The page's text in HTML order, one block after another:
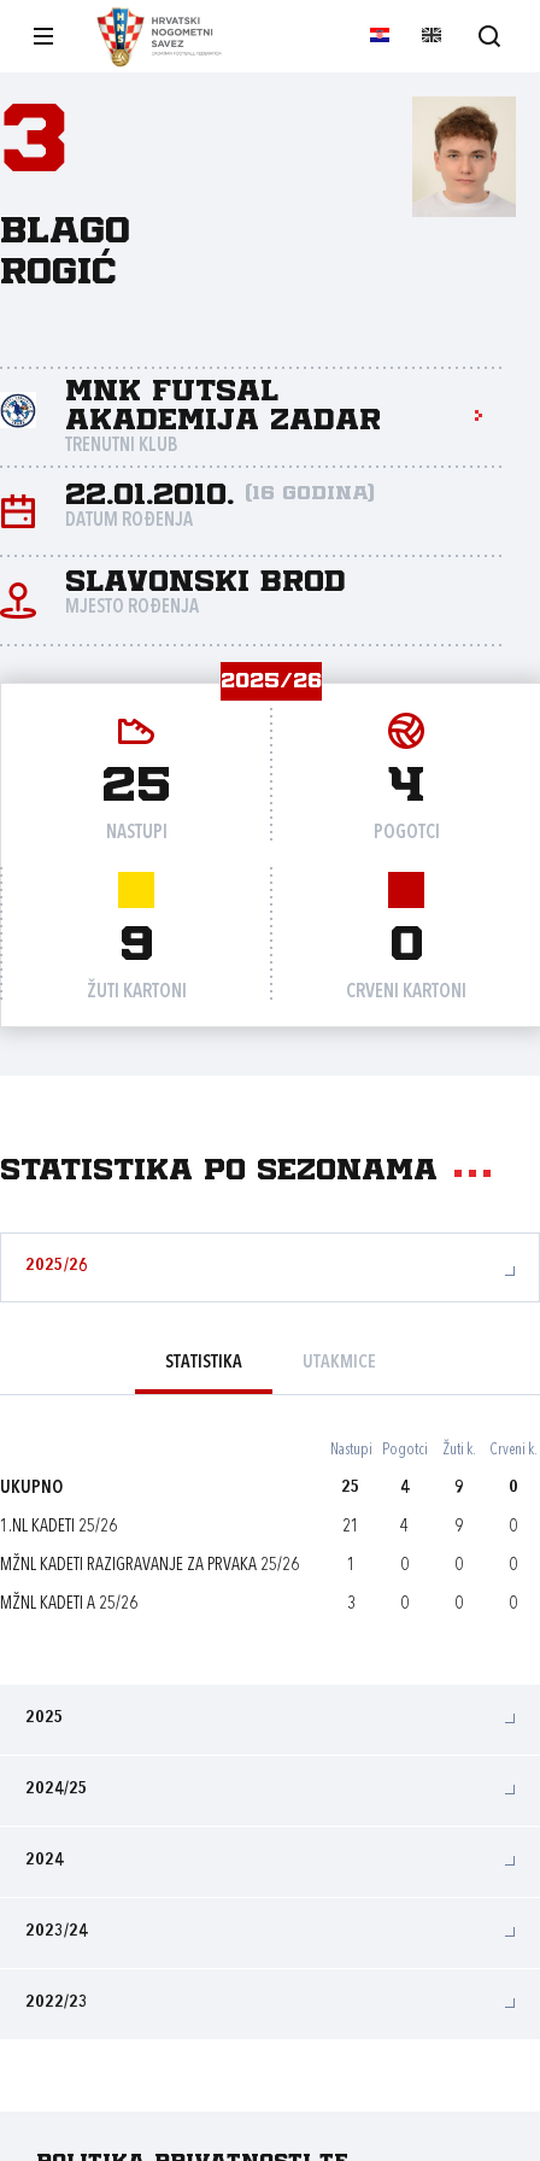
3
Blago
Rogić
MNK Futsal
akademija Zadar
TRENUTNI KLUB
22.01.2010. (16 godina)
DATUM ROĐENJA
Slavonski Brod
MJESTO ROĐENJA
2025/26
25
NASTUPI
4
POGOTCI
9
ŽUTI KARTONI
0
CRVENI KARTONI
Statistika po sezonama
2025/26
STATISTIKA UTAKMICE
Nastupi Pogotci Žuti k. Crveni k.
UKUPNO 25 4 9 0
1.NL KADETI 25/26 21 4 9 0
MŽNL KADETI RAZIGRAVANJE ZA PRVAKA 25/26 1 0 0 0
MŽNL KADETI A 25/26 3 0 0 0
2025
2024/25
2024
2023/24
2022/23